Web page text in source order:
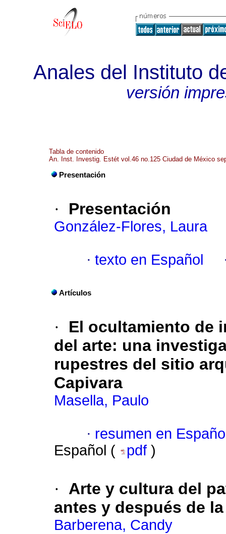
Anales del Instituto
versión
Tabla de contenido
An. Inst. Investig. Estét vol.46 no.125 Ciudad de México
Presentación
· Presentación
González-Flores, Laura
· texto en Español
Artículos
·
El ocultamiento de
del arte: una
rupestres del sitio
Capivara
Masella, Paulo
· resumen en
Español (
pdf )
·
Arte y cultura del
antes y después de
Barberena, Candy